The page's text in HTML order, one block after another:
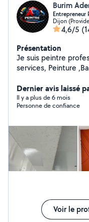
Burim
Entrepreneur
Dijon
4,6/5
Présentation
Je suis peintre
services, Peinture
Dernier avis laissé
Il y a plus de 6 mois
Personne de confiance
Voir le